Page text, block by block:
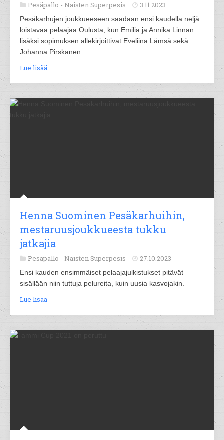
Pesäpallo - Naisten Superpesis 3.11.2023
Pesäkarhujen joukkueeseen saadaan ensi kaudella neljä
loistavaa pelaajaa Oulusta, kun Emilia ja Annika Linnan
lisäksi sopimuksen allekirjoittivat Eveliina Lämsä sekä
Johanna Pirskanen.
Lue lisää
Henna Suominen Pesäkarhuihin,
mestaruusjoukkueesta tukku
jatkajia
Pesäpallo - Naisten Superpesis 27.10.2023
Ensi kauden ensimmäiset pelaajajulkistukset pitävät
sisällään niin tuttuja pelureita, kuin uusia kasvojakin.
Lue lisää